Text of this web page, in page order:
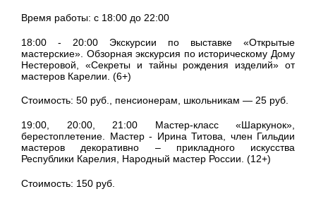
Время работы: с 18:00 до 22:00
18:00 - 20:00 Экскурсии по выставке «Открытые
мастерские». Обзорная экскурсия по историческому Дому
Нестеровой, «Секреты и тайны рождения изделий» от
мастеров Карелии. (6+)
Стоимость: 50 руб., пенсионерам, школьникам — 25 руб.
19:00, 20:00, 21:00 Мастер-класс «Шаркунок»,
берестоплетение. Мастер - Ирина Титова, член Гильдии
мастеров декоративно – прикладного искусства
Республики Карелия, Народный мастер России. (12+)
Стоимость: 150 руб.